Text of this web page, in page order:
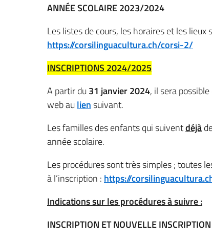
ANNÉE SCOLAIRE 2023/2024
Les listes de cours, les horaires et les
https://corsilinguacultura.ch/corsi-2/
INSCRIPTIONS 2024/2025
A partir du 31 janvier 2024, il sera
web au liensuivant.
Les familles des enfants qui suiventdéjà
année scolaire.
Les procédures sont très simples ; toutes
à l’inscription : https://
Indications sur les procédures à suivre :
INSCRIPTION ET NOUVELLE